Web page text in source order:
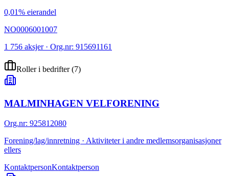
0,01% eierandel
NO0006001007
1 756 aksjer · Org.nr: 915691161
Roller i bedrifter(7)
MALMINHAGEN VELFORENING
Org.nr: 925812080
Forening/lag/innretning · Aktiviteter i andre medlemsorganisasjoner
ellers
KontaktpersonKontaktperson